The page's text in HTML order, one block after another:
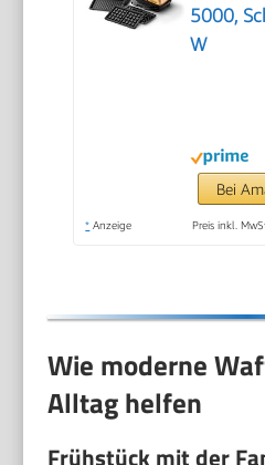
5000,
W
Bei
* Anzeige Preis inkl.
Wie moderne
Alltag helfen
Frühstück mit der